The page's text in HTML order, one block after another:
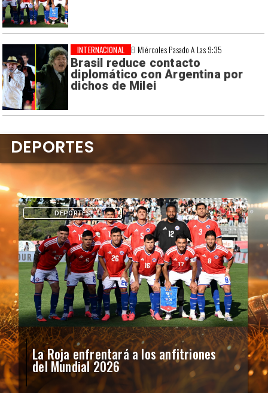
El Miércoles Pasado A Las 9:35
Brasil reduce contacto
diplomático con Argentina por
dichos de Milei
INTERNACIONAL
La Roja enfrentará a los anfitriones
del Mundial 2026
DEPORTES
DEPORTES